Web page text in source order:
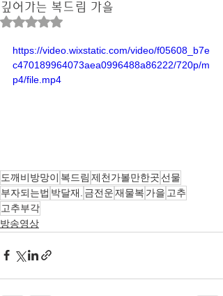
깊어가는 복드림 가을
별점 5점 중 NaN점을 주었습니다.
https://video.wixstatic.com/video/f05608_b7e
c470189964073aea0996488a86222/720p/m
p4/file.mp4
도깨비방망이 복드림 제천가볼만한곳 선물
부자되는법 박달재. 금전운재물복 가을 고추
고추부각
방송영상